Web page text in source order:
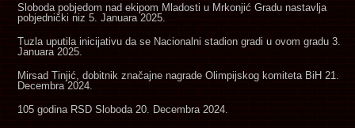
Sloboda pobjedom nad ekipom Mladosti u Mrkonjić Gradu nastavlja
pobjednički niz 5. Januara 2025.
Tuzla uputila inicijativu da se Nacionalni stadion gradi u ovom gradu 3.
Januara 2025.
Mirsad Tinjić, dobitnik značajne nagrade Olimpijskog komiteta BiH 21.
Decembra 2024.
105 godina RSD Sloboda 20. Decembra 2024.